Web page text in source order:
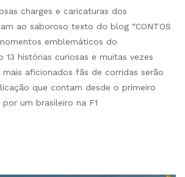
charges e caricaturas dos
ao saboroso texto do blog “CONTOS
emblemáticos do
13 histórias curiosas e muitas vezes
mais aficionados fãs de corridas serão
que contam desde o primeiro
um brasileiro na F1